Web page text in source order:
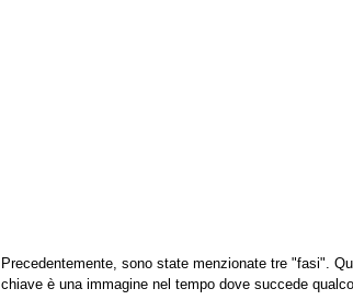
Precedentemente, sono state menzionate tre "fasi".
chiave è una immagine nel tempo dove succede